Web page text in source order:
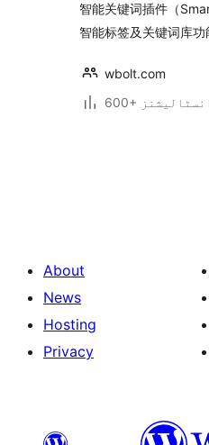
智能关键词插件（
智能标签及关键词库功
wbolt.com
انسٹالیشنز
About
News
Hosting
Privacy